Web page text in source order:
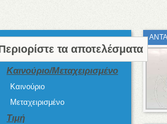
τα αποτελέσματα
Καινούριο/Μεταχειρισμένο
Καινούριο
Μεταχειρισμένο
Τιμή